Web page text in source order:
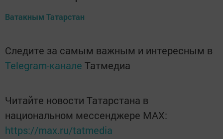
Ватакным Татарстан
Следите за самым важным и интересным в
Telegram-канале Татмедиа
Читайте новости Татарстана в
национальном мессенджере MАХ:
https://max.ru/tatmedia